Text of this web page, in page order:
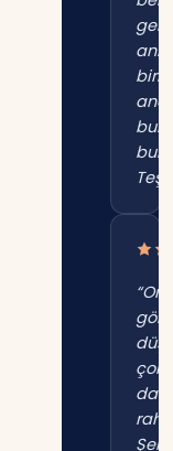
çok